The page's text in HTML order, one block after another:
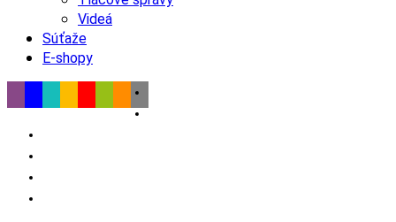
Videá
Súťaže
E-shopy